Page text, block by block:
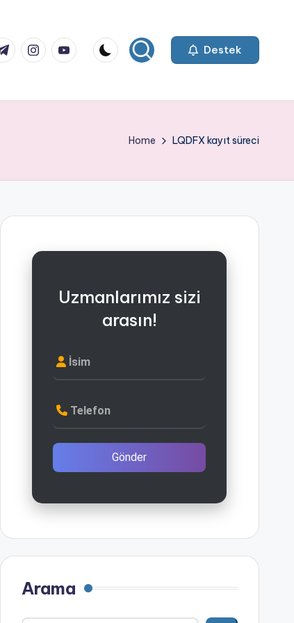
instagram.com
youtube.com Destek
Home LQDFX kayıt süreci
Uzmanlarımız sizi
arasın!
İsim
Telefon
Gönder
Arama